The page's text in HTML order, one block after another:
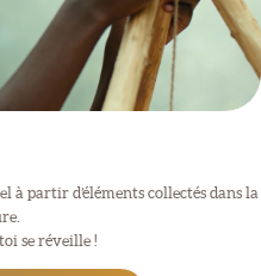
à partir d’éléments collectés dans la
se réveille !